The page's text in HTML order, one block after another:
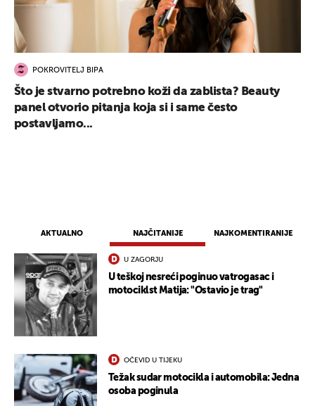
AKTUALNO NAJČITANIJE NAJKOMENTIRANIJE
U ZAGORJU
U teškoj nesreći poginuo vatrogasac i
motociklst Matija: "Ostavio je trag"
OČEVID U TIJEKU
Težak sudar motocikla i automobila: Jedna
osoba poginula
POKROVITELJ BIPA
Što je stvarno potrebno koži da zablista? Beauty
panel otvorio pitanja koja si i same često
postavljamo...